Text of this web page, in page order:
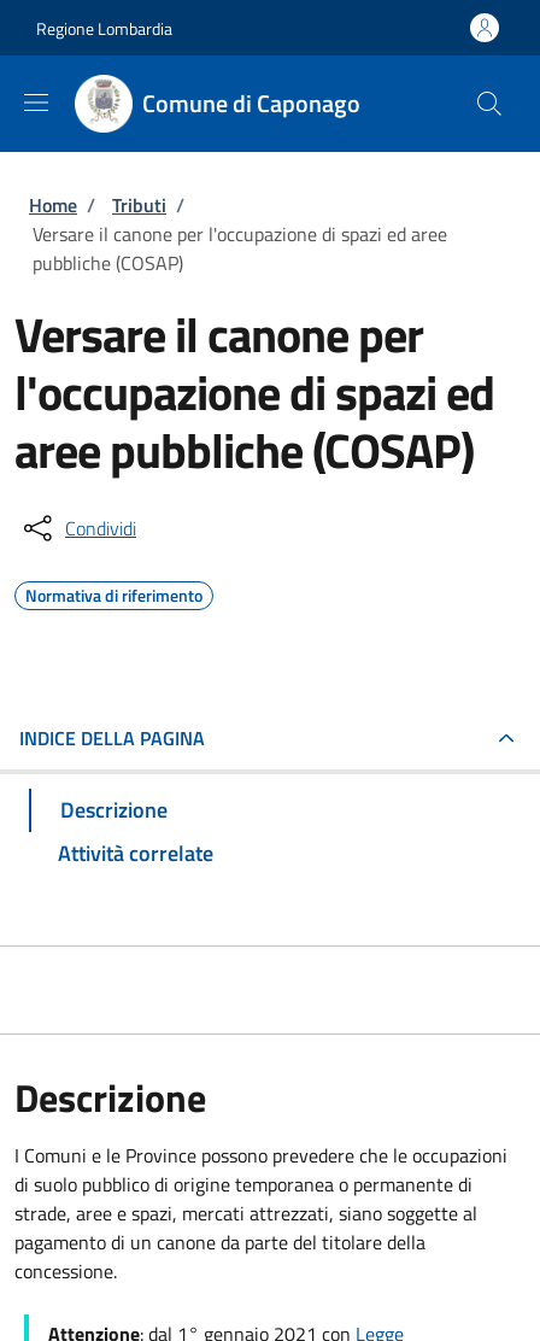
Regione Lombardia
Comune di Caponago
Briciole di pane
Home / Tributi /
Versare il canone per l'occupazione di spazi ed aree
pubbliche (COSAP)
Versare il canone per
l'occupazione di spazi ed
aree pubbliche (COSAP)
Condividi
Normativa di riferimento
INDICE DELLA PAGINA
Descrizione
Attività correlate
Descrizione
I Comuni e le Province possono prevedere che le occupazioni
di suolo pubblico di origine temporanea o permanente di
strade, aree e spazi, mercati attrezzati, siano soggette al
pagamento di un canone da parte del titolare della
concessione.
Attenzione: dal 1° gennaio 2021 con Legge